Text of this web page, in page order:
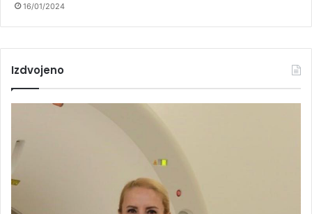
16/01/2024
Izdvojeno